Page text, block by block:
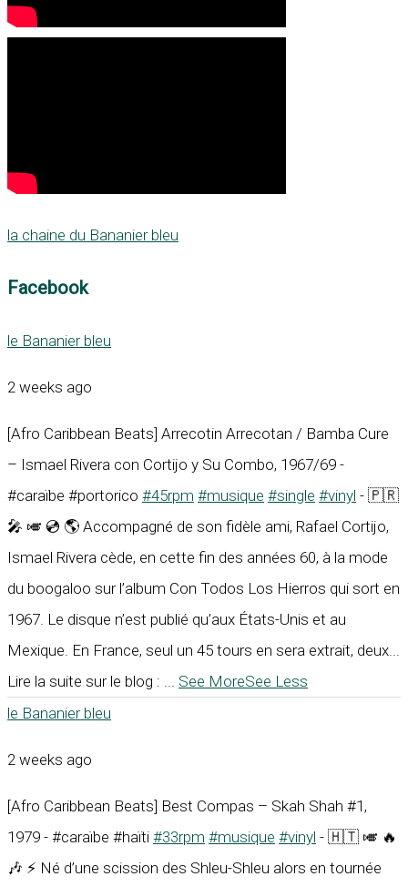
la chaine du Bananier bleu
Facebook
le Bananier bleu
2 weeks ago
[Afro Caribbean Beats] Arrecotin Arrecotan / Bamba Cure
– Ismael Rivera con Cortijo y Su Combo, 1967/69 -
#caraïbe #portorico #45rpm #musique #single #vinyl - 🇵🇷
🎤 🎺 💿 🌎 Accompagné de son fidèle ami, Rafael Cortijo,
Ismael Rivera cède, en cette fin des années 60, à la mode
du boogaloo sur l’album Con Todos Los Hierros qui sort en
1967. Le disque n’est publié qu’aux États-Unis et au
Mexique. En France, seul un 45 tours en sera extrait, deux...
Lire la suite sur le blog : ... See MoreSee Less
le Bananier bleu
2 weeks ago
[Afro Caribbean Beats] Best Compas – Skah Shah #1,
1979 - #caraïbe #haïti #33rpm #musique #vinyl - 🇭🇹 🎺 🔥
🎶 ⚡ Né d’une scission des Shleu-Shleu alors en tournée